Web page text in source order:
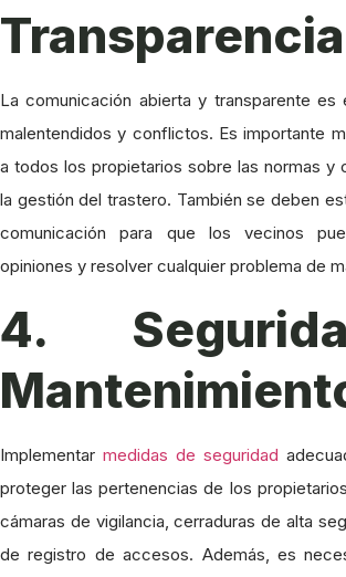
Transparencia
La comunicación abierta y transparente es
malentendidos y conflictos. Es importante
a todos los propietarios sobre las normas y
la gestión del trastero. También se deben
comunicación para que los vecinos
opiniones y resolver cualquier problema de
4.
Implementar medidas de seguridad
proteger las pertenencias de los
cámaras de vigilancia, cerraduras de alta
de registro de accesos. Además, es